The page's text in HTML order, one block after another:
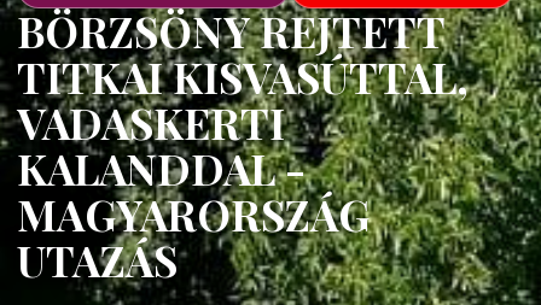
BÖRZSÖNY REJTETT
TITKAI KISVASÚTTAL,
VADASKERTI
KALANDDAL -
MAGYARORSZÁG
UTAZÁS